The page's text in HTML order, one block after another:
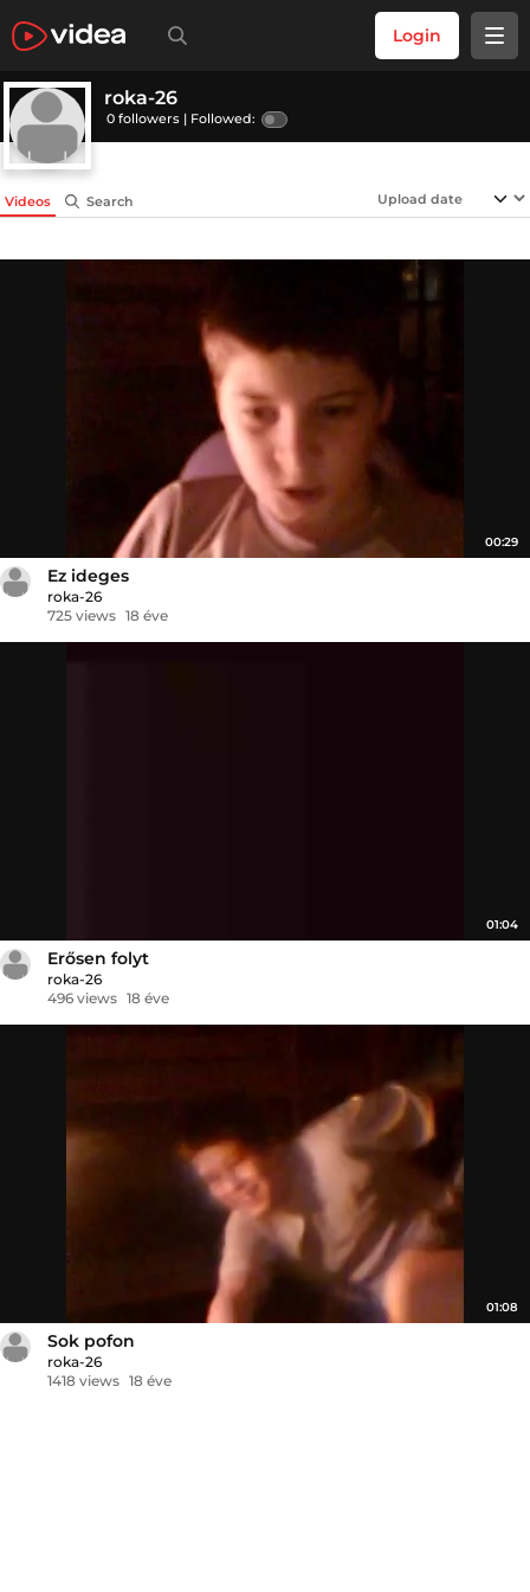
Login
roka-26
0 followers | Followed:
Videos Search
00:29
Ez ideges
roka-26
725 views 18 éve
01:04
Erősen folyt
roka-26
496 views 18 éve
01:08
Sok pofon
roka-26
1418 views 18 éve